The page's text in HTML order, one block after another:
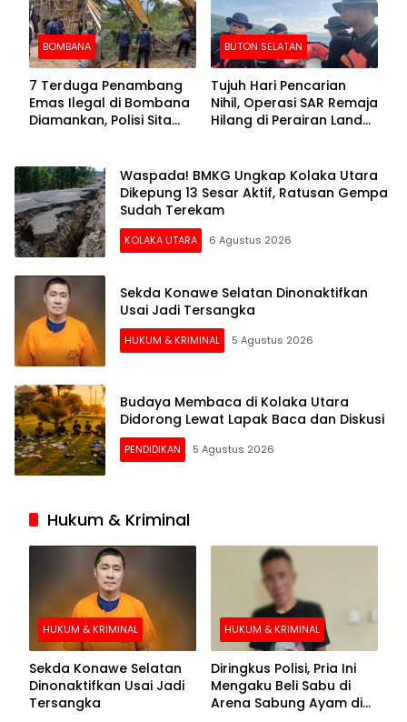
BOMBANA
7 Terduga Penambang
Emas Ilegal di Bombana
Diamankan, Polisi Sita
BUTON SELATAN
Tujuh Hari Pencarian
Nihil, Operasi SAR Remaja
Hilang di Perairan Lande
Waspada! BMKG Ungkap Kolaka Utara
Dikepung 13 Sesar Aktif, Ratusan Gempa
Sudah Terekam
KOLAKA UTARA 6 Agustus 2026
Sekda Konawe Selatan Dinonaktifkan
Usai Jadi Tersangka
HUKUM & KRIMINAL 5 Agustus 2026
Budaya Membaca di Kolaka Utara
Didorong Lewat Lapak Baca dan Diskusi
PENDIDIKAN 5 Agustus 2026
Hukum & Kriminal
HUKUM & KRIMINAL
Sekda Konawe Selatan
Dinonaktifkan Usai Jadi
Tersangka
HUKUM & KRIMINAL
Diringkus Polisi, Pria Ini
Mengaku Beli Sabu di
Arena Sabung Ayam di